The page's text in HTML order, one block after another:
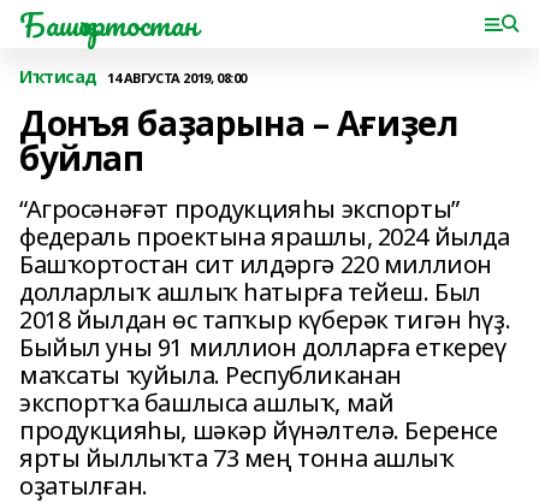
Башҡортостан
Иҡтисад 14 АВГУСТА 2019, 08:00
Донъя баҙарына – Ағиҙел
буйлап
“Агросәнәғәт продукцияһы экспорты”
федераль проектына ярашлы, 2024 йылда
Башҡортостан сит илдәргә 220 миллион
долларлыҡ ашлыҡ һатырға тейеш. Был
2018 йылдан өс тапҡыр күберәк тигән һүҙ.
Быйыл уны 91 миллион долларға еткереү
маҡсаты ҡуйыла. Республиканан
экспортҡа башлыса ашлыҡ, май
продукцияһы, шәкәр йүнәлтелә. Беренсе
ярты йыллыҡта 73 мең тонна ашлыҡ
оҙатылған.